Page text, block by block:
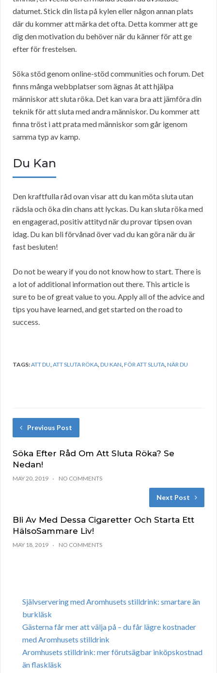
datumet. Stick din lista på kylen eller någon annan plats
där du kommer att märka det ofta. Detta kommer att ge
dig den motivation du behöver när du känner för att ge
efter för frestelsen.
Söka stöd genom online-stöd communities och forum. Det
finns många webbplatser som ägnas åt att hjälpa
människor att sluta röka. Det kan vara bra att jämföra din
teknik för att sluta med andra människor. Du kommer att
finna tröst i att prata med människor som går igenom
samma typ av kamp.
Du Kan
Den kraftfulla råd ovan visar att du kan möta sluta utan
rädsla och öka din chans att lyckas. Du kan sluta röka med
en engagerad, positiv attityd när du provar tipsen ovan
idag. Du kan bli förvånad över vad du kan göra när du är
fast besluten!
Do not be weary if you do not know how to start. There is
a lot of additional information out there. This article is
sure to be of great value to you. Apply all of the advice and
tips you have learned, and get started on the road to
success.
TAGS:ATT DU,ATT SLUTA RÖKA,DU KAN,FÖR ATT SLUTA,NÄR DU
Previous Post
Söka Efter Råd Om Att Sluta Röka? Se
Nedan!
MAY 20, 2019 NO COMMENTS
Next Post
Bli Av Med Dessa Cigaretter Och Starta Ett
HälsoSammare Liv!
MAY 18, 2019 NO COMMENTS
Självservering med Aromhusets stilldrink: smartare än
burkläsk
Gästerna får mer att välja på – du får lägre kostnader
med Aromhusets stilldrink
Aromhusets stilldrink: mer förutsägbar inköpskostnad
än flaskläsk